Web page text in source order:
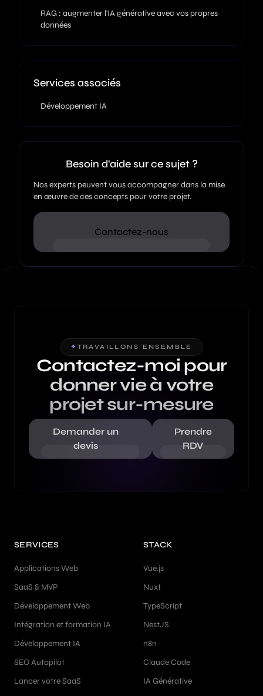
RAG : augmenter l'IA générative avec vos propres
données
Services associés
Développement IA
Besoin d'aide sur ce sujet ?
Nos experts peuvent vous accompagner dans la mise
en œuvre de ces concepts pour votre projet.
Contactez-nous
✦ TRAVAILLONS ENSEMBLE
Contactez-moi pour
donner vie à votre
projet sur-mesure
Demander un
devis
Prendre
RDV
SERVICES
Applications Web
SaaS & MVP
Développement Web
Intégration et formation IA
Développement IA
SEO Autopilot
Lancer votre SaaS
STACK
Vue.js
Nuxt
TypeScript
NestJS
n8n
Claude Code
IA Générative